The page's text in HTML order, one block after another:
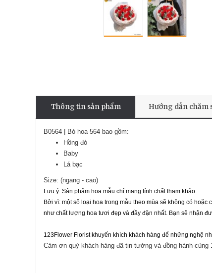
Thông tin sản phẩm Hướng dẫn chăm
B0564 | Bó hoa 564 bao gồm:
Hồng đỏ
Baby
Lá bạc
Size: (ngang - cao)
Lưu ý: Sản phẩm hoa mẫu chỉ mang tính chất tham khảo.
Bởi vì: một số loại hoa trong mẫu theo mùa sẽ không có
như chất lượng hoa tươi đẹp và đầy đặn nhất. Bạn sẽ nhận
123Flower Florist khuyến khích khách hàng để những nghệ
Cảm ơn quý khách hàng đã tin tưởng và đồng hành cùng